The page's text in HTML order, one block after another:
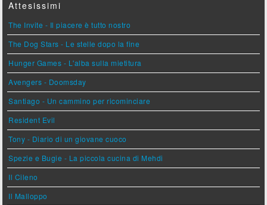
Attesissimi
The Invite - Il piacere è tutto nostro
The Dog Stars - Le stelle dopo la fine
Hunger Games - L'alba sulla mietitura
Avengers - Doomsday
Santiago - Un cammino per ricominciare
Resident Evil
Tony - Diario di un giovane cuoco
Spezie e Bugie - La piccola cucina di Mehdi
Il Cileno
Il Malloppo